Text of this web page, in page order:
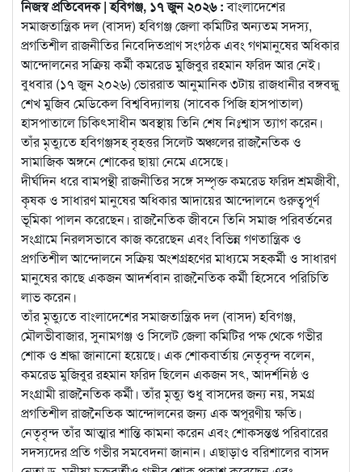
নিজস্ব প্রতিবেদক | হবিগঞ্জ, ১৭ জুন ২০২৬ :বাংলাদেশের
সমাজতান্ত্রিক দল (বাসদ) হবিগঞ্জ জেলা কমিটির অন্যতম সদস্য,
প্রগতিশীল রাজনীতির নিবেদিতপ্রাণ সংগঠক এবং গণমানুষের অধিকার
আন্দোলনের সক্রিয় কর্মী কমরেড মুজিবুর রহমান ফরিদ আর নেই।
বুধবার (১৭ জুন ২০২৬) ভোররাত আনুমানিক ৩টায় রাজধানীর বঙ্গবন্ধু
শেখ মুজিব মেডিকেল বিশ্ববিদ্যালয় (সাবেক পিজি হাসপাতাল)
হাসপাতালে চিকিৎসাধীন অবস্থায় তিনি শেষ নিঃশ্বাস ত্যাগ করেন।
তাঁর মৃত্যুতে হবিগঞ্জসহ বৃহত্তর সিলেট অঞ্চলের রাজনৈতিক ও
সামাজিক অঙ্গনে শোকের ছায়া নেমে এসেছে।
দীর্ঘদিন ধরে বামপন্থী রাজনীতির সঙ্গে সম্পৃক্ত কমরেড ফরিদ শ্রমজীবী,
কৃষক ও সাধারণ মানুষের অধিকার আদায়ের আন্দোলনে গুরুত্বপূর্ণ
ভূমিকা পালন করেছেন। রাজনৈতিক জীবনে তিনি সমাজ পরিবর্তনের
সংগ্রামে নিরলসভাবে কাজ করেছেন এবং বিভিন্ন গণতান্ত্রিক ও
প্রগতিশীল আন্দোলনে সক্রিয় অংশগ্রহণের মাধ্যমে সহকর্মী ও সাধারণ
মানুষের কাছে একজন আদর্শবান রাজনৈতিক কর্মী হিসেবে পরিচিতি
লাভ করেন।
তাঁর মৃত্যুতে বাংলাদেশের সমাজতান্ত্রিক দল (বাসদ) হবিগঞ্জ,
মৌলভীবাজার, সুনামগঞ্জ ও সিলেট জেলা কমিটির পক্ষ থেকে গভীর
শোক ও শ্রদ্ধা জানানো হয়েছে। এক শোকবার্তায় নেতৃবৃন্দ বলেন,
কমরেড মুজিবুর রহমান ফরিদ ছিলেন একজন সৎ, আদর্শনিষ্ঠ ও
সংগ্রামী রাজনৈতিক কর্মী। তাঁর মৃত্যু শুধু বাসদের জন্য নয়, সমগ্র
প্রগতিশীল রাজনৈতিক আন্দোলনের জন্য এক অপূরণীয় ক্ষতি।
নেতৃবৃন্দ তাঁর আত্মার শান্তি কামনা করেন এবং শোকসন্তপ্ত পরিবারের
সদস্যদের প্রতি গভীর সমবেদনা জানান। এছাড়াও বরিশালের বাসদ